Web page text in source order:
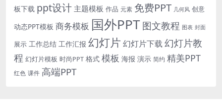
板下载 ppt设计 主题模板 作品 元素 免费PPT 几何风 创意
动态PPT模板 商务模板 国外PPT图文教程 图表 封面
展示 工作总结 工作汇报 幻灯片 幻灯片下载 幻灯片教
程 幻灯片模板 时尚PPT 格式 模板 海报 演示 简约 精美PPT
红色 课件 高端PPT